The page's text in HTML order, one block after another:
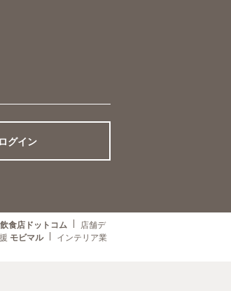
グイン
食店ドットコム
店舗デ
モビマル
インテリア業